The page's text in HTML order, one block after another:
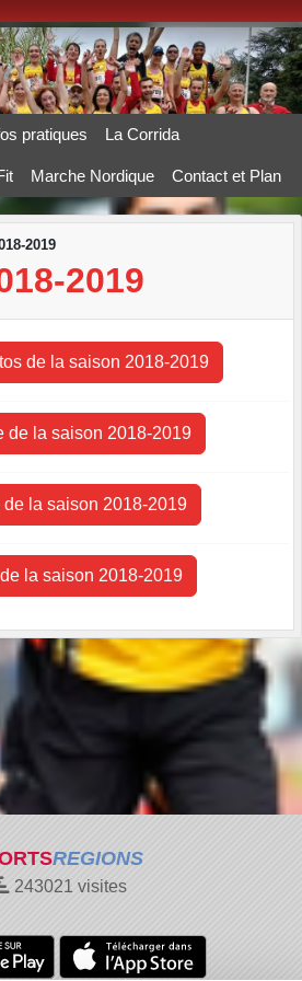
pratiques La Corrida
Marche Nordique Contact et Plan
2019
2019
de la saison 2018-2019
de la saison 2018-2019
de la saison 2018-2019
la saison 2018-2019
REGIONS
243021 visites